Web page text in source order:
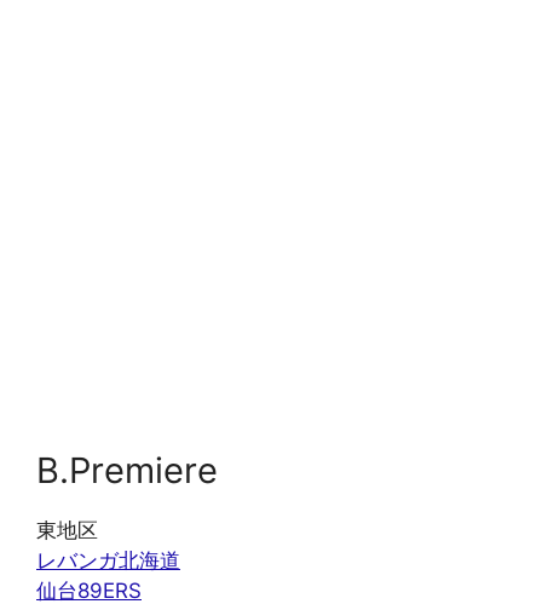
B.Premiere
東地区
レバンガ北海道
仙台89ERS